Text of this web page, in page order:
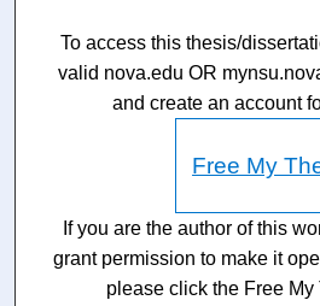
To access this thesis/
valid nova.edu OR
and create an account
Free My
If you are the author of this
grant permission to make it
please click the Free My